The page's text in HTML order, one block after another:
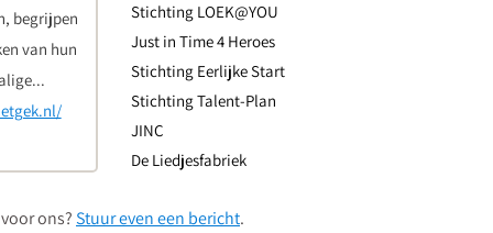
begrijpen
van hun
Stichting LOEK@YOU
Just in Time 4 Heroes
Stichting Eerlijke Start
Stichting Talent-Plan
JINC
De Liedjesfabriek
ons?Stuur even een bericht.